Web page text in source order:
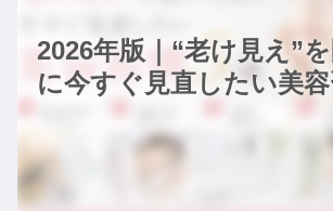
2026年版｜“老け見え”
に今すぐ見直したい美